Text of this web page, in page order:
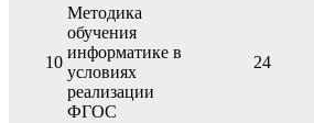
10
Методика
обучения
информатике в
условиях
реализации
ФГОС
24